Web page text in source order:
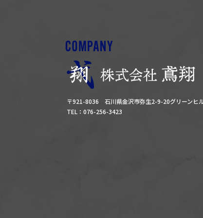
〒921-8036 石川県金沢市弥生2-9-20グリーンヒ
TEL：076-256-3423